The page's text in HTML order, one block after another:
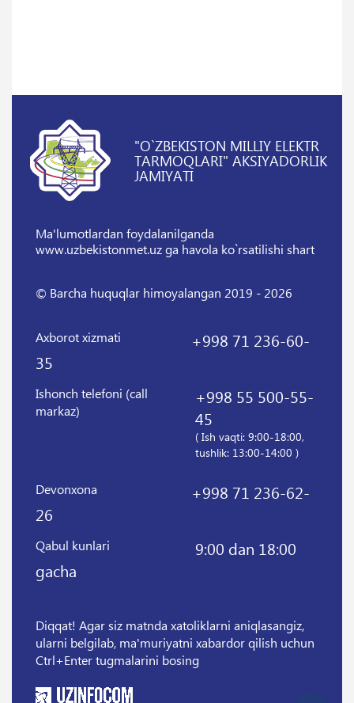
"O`ZBEKISTON MILLIY ELEKTR
TARMOQLARI" AKSIYADORLIK
JAMIYATI
Ma'lumotlardan foydalanilganda
www.uzbekistonmet.uz ga havola ko`rsatilishi shart
© Barcha huquqlar himoyalangan 2019 - 2026
Axborot xizmati
+998 71 236-60-
35
Ishonch telefoni (call
markaz)
+998 55 500-55-
45
( Ish vaqti: 9:00-18:00,
tushlik: 13:00-14:00 )
Devonxona
+998 71 236-62-
26
Qabul kunlari
9:00 dan 18:00
gacha
Diqqat! Agar siz matnda xatoliklarni aniqlasangiz,
ularni belgilab, ma'muriyatni xabardor qilish uchun
Ctrl+Enter tugmalarini bosing